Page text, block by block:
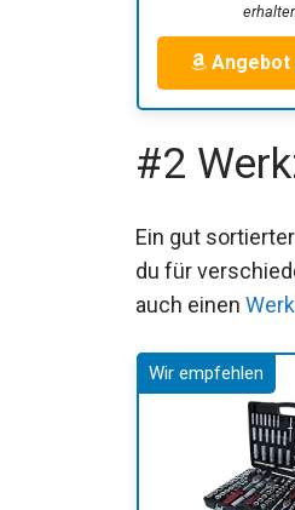
Angebot
#2
Ein gut
du für
auch einen